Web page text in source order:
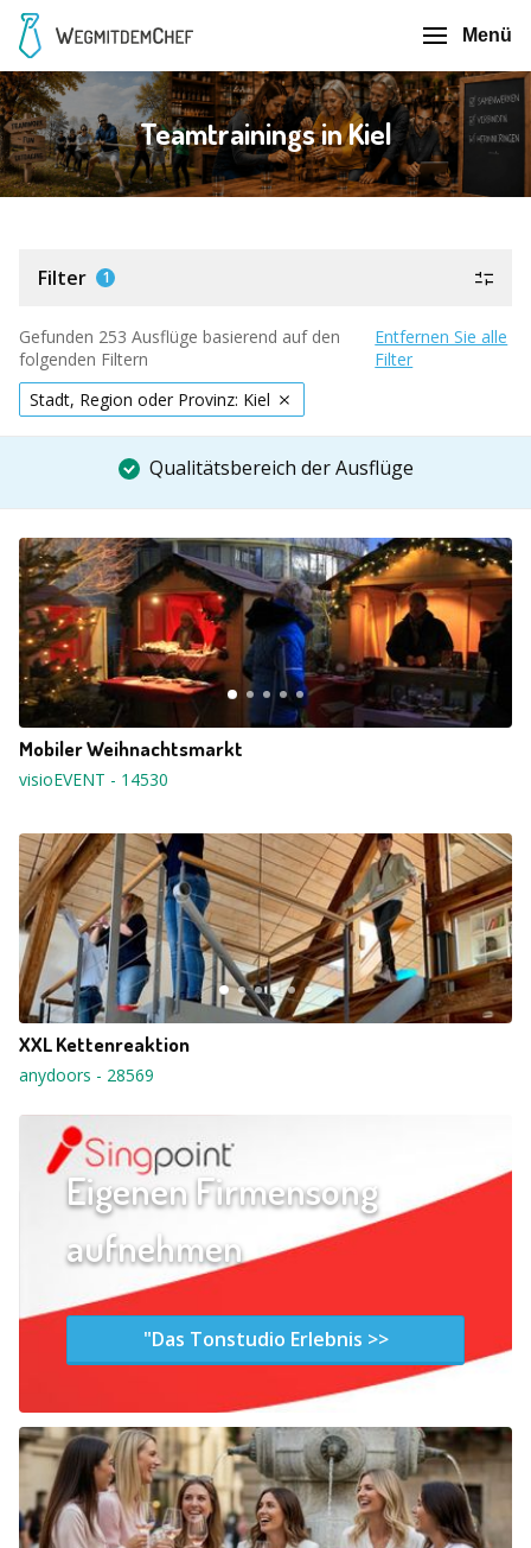
Menü
Teamtrainings in Kiel
Filter 1
Gefunden 253 Ausflüge basierend auf den
folgenden Filtern
Entfernen Sie alle
Filter
Stadt, Region oder Provinz: Kiel
Qualitätsbereich der Ausflüge
Mobiler Weihnachtsmarkt
visioEVENT - 14530
XXL Kettenreaktion
anydoors - 28569
Eigenen Firmensong
aufnehmen
"Das Tonstudio Erlebnis >>